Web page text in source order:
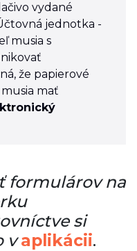
vydané
jednotka -
musia s
že papierové
mať
formulárov na
si
v aplikácii.